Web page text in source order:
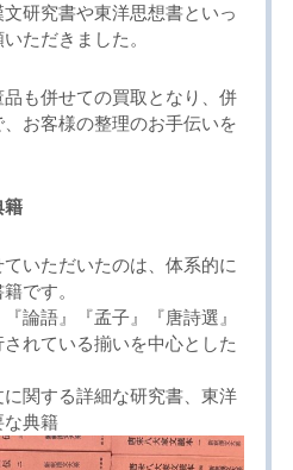
研究書や東洋思想書といっ
ただきました。
も併せての買取となり、併
お客様の整理のお手伝いを
籍
いただいたのは、体系的に
です。
論語』『孟子』『唐詩選』
れている揃いを中心とした
関する詳細な研究書、東洋
典籍